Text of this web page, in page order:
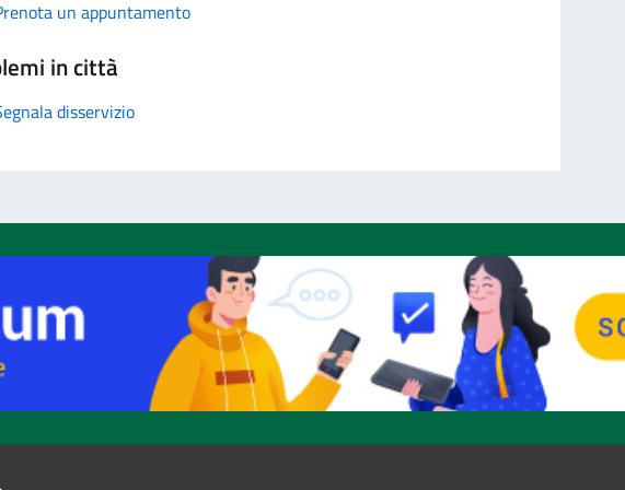
un appuntamento
in città
disservizio